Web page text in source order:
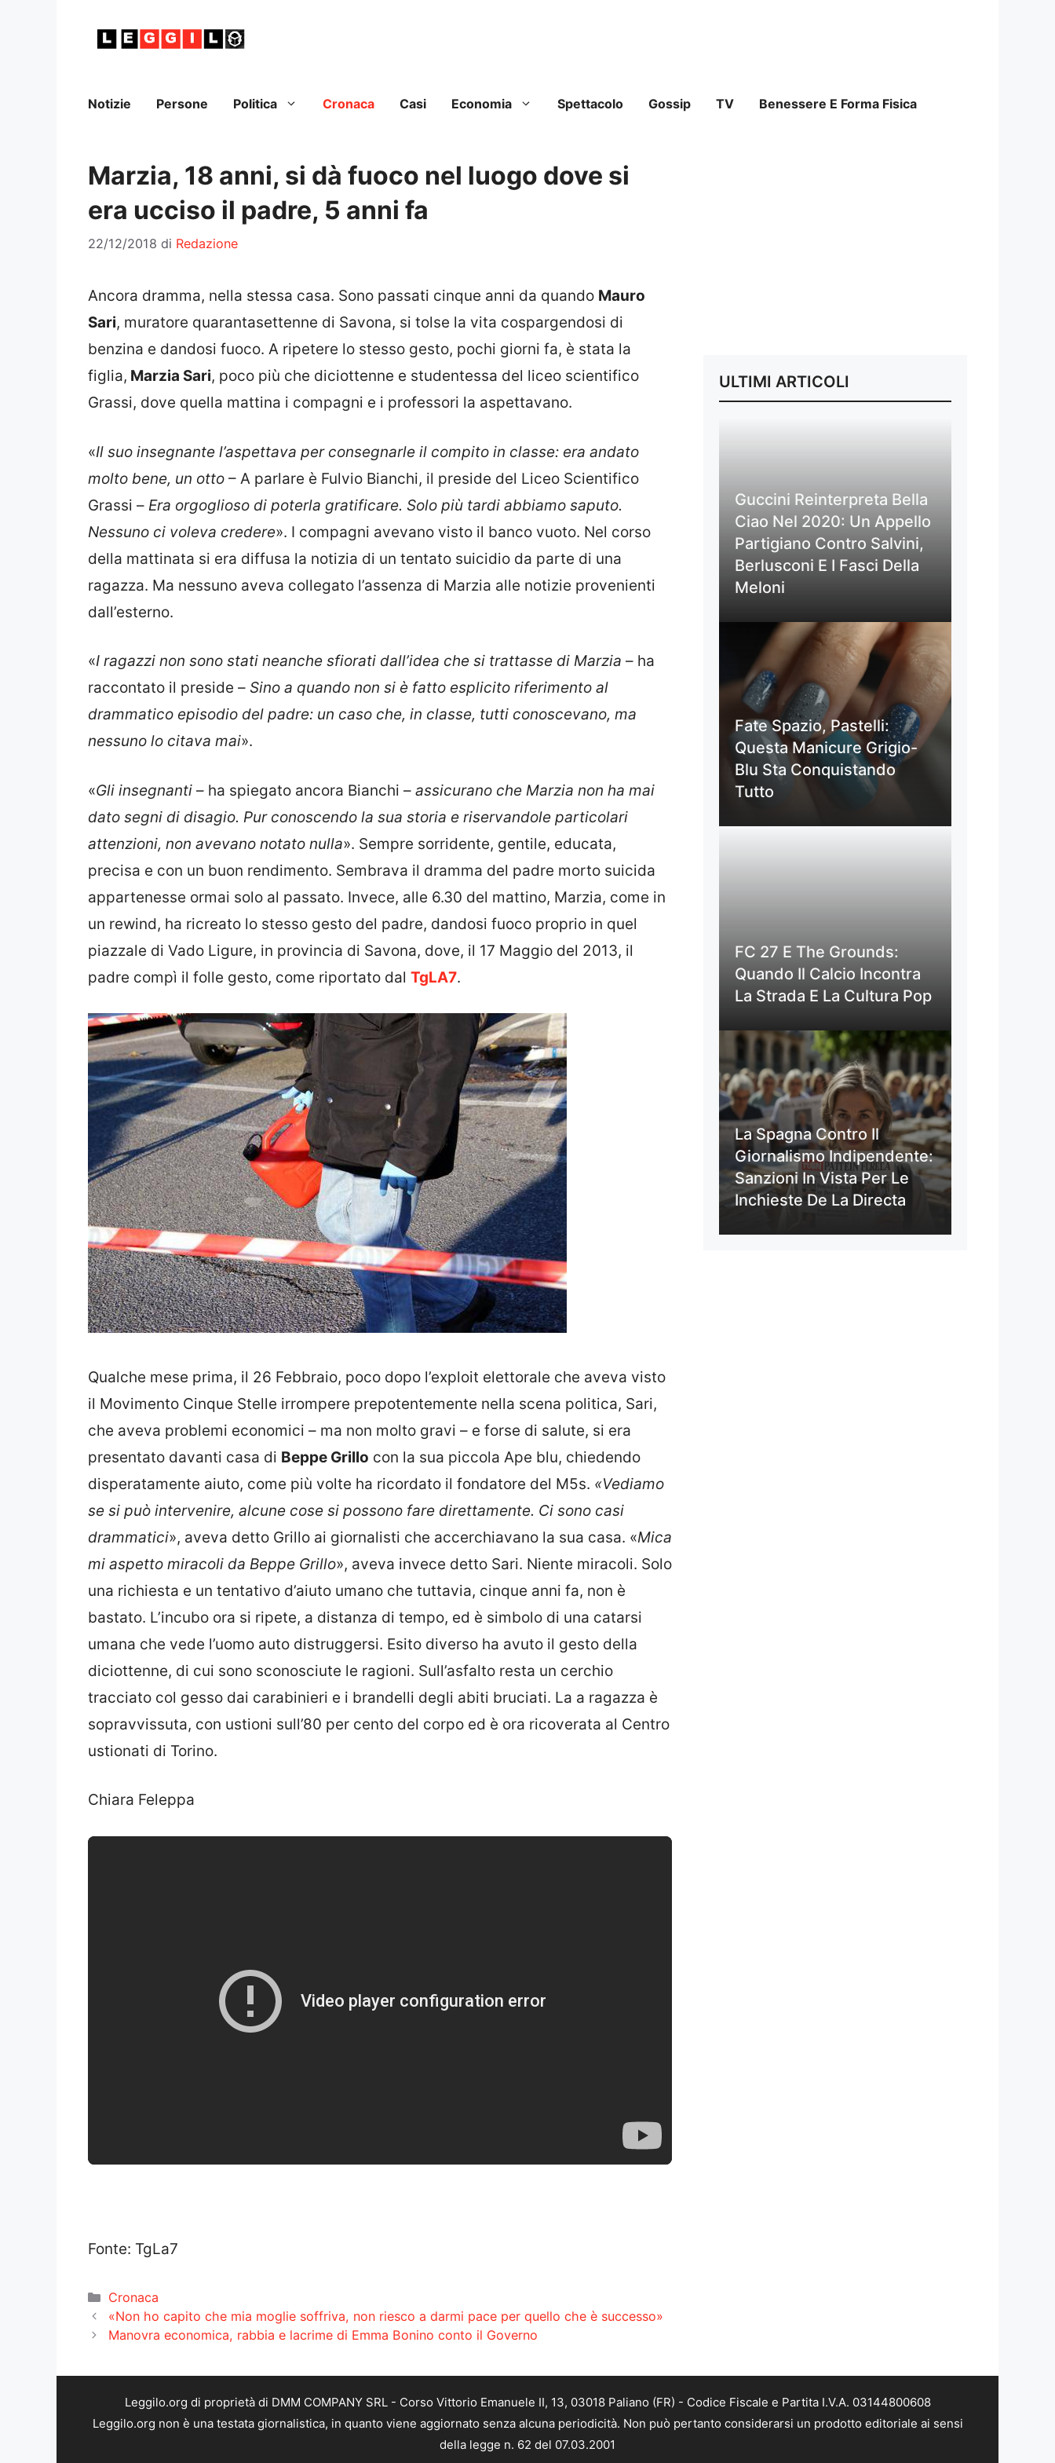
Notizie Persone Politica Cronaca Casi Economia Spettacolo Gossip TV Benessere E Forma Fisica
Marzia, 18 anni, si dà fuoco nel luogo dove si
era ucciso il padre, 5 anni fa
22/12/2018 di Redazione
Ancora dramma, nella stessa casa. Sono passati cinque anni da quando Mauro
Sari, muratore quarantasettenne di Savona, si tolse la vita cospargendosi di
benzina e dandosi fuoco. A ripetere lo stesso gesto, pochi giorni fa, è stata la
figlia, Marzia Sari, poco più che diciottenne e studentessa del liceo scientifico
Grassi, dove quella mattina i compagni e i professori la aspettavano.
«Il suo insegnante l’aspettava per consegnarle il compito in classe: era andato
molto bene, un otto – A parlare è Fulvio Bianchi, il preside del Liceo Scientifico
Grassi – Era orgoglioso di poterla gratificare. Solo più tardi abbiamo saputo.
Nessuno ci voleva credere». I compagni avevano visto il banco vuoto. Nel corso
della mattinata si era diffusa la notizia di un tentato suicidio da parte di una
ragazza. Ma nessuno aveva collegato l’assenza di Marzia alle notizie provenienti
dall’esterno.
«I ragazzi non sono stati neanche sfiorati dall’idea che si trattasse di Marzia – ha
raccontato il preside – Sino a quando non si è fatto esplicito riferimento al
drammatico episodio del padre: un caso che, in classe, tutti conoscevano, ma
nessuno lo citava mai».
«Gli insegnanti – ha spiegato ancora Bianchi – assicurano che Marzia non ha mai
dato segni di disagio. Pur conoscendo la sua storia e riservandole particolari
attenzioni, non avevano notato nulla». Sempre sorridente, gentile, educata,
precisa e con un buon rendimento. Sembrava il dramma del padre morto suicida
appartenesse ormai solo al passato. Invece, alle 6.30 del mattino, Marzia, come in
un rewind, ha ricreato lo stesso gesto del padre, dandosi fuoco proprio in quel
piazzale di Vado Ligure, in provincia di Savona, dove, il 17 Maggio del 2013, il
padre compì il folle gesto, come riportato dal TgLA7.
Qualche mese prima, il 26 Febbraio, poco dopo l’exploit elettorale che aveva visto
il Movimento Cinque Stelle irrompere prepotentemente nella scena politica, Sari,
che aveva problemi economici – ma non molto gravi – e forse di salute, si era
presentato davanti casa di Beppe Grillo con la sua piccola Ape blu, chiedendo
disperatamente aiuto, come più volte ha ricordato il fondatore del M5s. «Vediamo
se si può intervenire, alcune cose si possono fare direttamente. Ci sono casi
drammatici», aveva detto Grillo ai giornalisti che accerchiavano la sua casa. «Mica
mi aspetto miracoli da Beppe Grillo», aveva invece detto Sari. Niente miracoli. Solo
una richiesta e un tentativo d’aiuto umano che tuttavia, cinque anni fa, non è
bastato. L’incubo ora si ripete, a distanza di tempo, ed è simbolo di una catarsi
umana che vede l’uomo auto distruggersi. Esito diverso ha avuto il gesto della
diciottenne, di cui sono sconosciute le ragioni. Sull’asfalto resta un cerchio
tracciato col gesso dai carabinieri e i brandelli degli abiti bruciati. La a ragazza è
sopravvissuta, con ustioni sull’80 per cento del corpo ed è ora ricoverata al Centro
ustionati di Torino.
Chiara Feleppa
Fonte: TgLa7
Categorie
Cronaca
«Non ho capito che mia moglie soffriva, non riesco a darmi pace per quello che è successo»
Manovra economica, rabbia e lacrime di Emma Bonino conto il Governo
ULTIMI ARTICOLI
Guccini Reinterpreta Bella
Ciao Nel 2020: Un Appello
Partigiano Contro Salvini,
Berlusconi E I Fasci Della
Meloni
Fate Spazio, Pastelli:
Questa Manicure Grigio-
Blu Sta Conquistando
Tutto
FC 27 E The Grounds:
Quando Il Calcio Incontra
La Strada E La Cultura Pop
La Spagna Contro Il
Giornalismo Indipendente:
Sanzioni In Vista Per Le
Inchieste De La Directa
Leggilo.org di proprietà di DMM COMPANY SRL - Corso Vittorio Emanuele II, 13, 03018 Paliano (FR) - Codice Fiscale e Partita I.V.A. 03144800608
Leggilo.org non è una testata giornalistica, in quanto viene aggiornato senza alcuna periodicità. Non può pertanto considerarsi un prodotto editoriale ai sensi
della legge n. 62 del 07.03.2001